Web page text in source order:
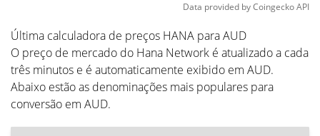
Data provided byCoingeckoAPI
Última calculadora de preços HANA para AUD
O preço de mercado do Hana Network é atualizado a cada
três minutos e é automaticamente exibido em AUD.
Abaixo estão as denominações mais populares para
conversão em AUD.